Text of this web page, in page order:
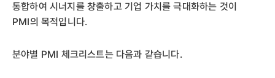
통합하여 시너지를 창출하고 기업 가치를 극대화하는 것이
PMI의 목적입니다.
분야별 PMI 체크리스트는 다음과 같습니다.